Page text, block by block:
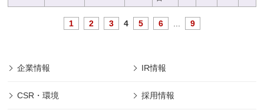
1 2 3 4 5 6 9
企業情報 IR情報
CSR・環境 採用情報